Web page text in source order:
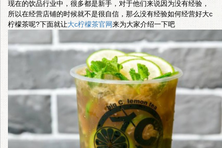
现在的饮品行业中，很多都是新手，对于他们来说因为没有经验，
所以在经营店铺的时候就不是很自信，那么没有经验如何经营好大c
柠檬茶呢?下面就让大c柠檬茶官网来为大家介绍一下吧